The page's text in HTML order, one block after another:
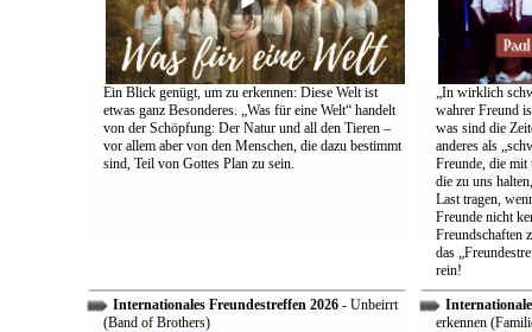
Ein Blick genügt, um zu erkennen: Diese Welt ist
etwas ganz Besonderes. „Was für eine Welt“ handelt
von der Schöpfung: Der Natur und all den Tieren –
vor allem aber von den Menschen, die dazu bestimmt
sind, Teil von Gottes Plan zu sein.
„In wirklich
wahrer Freund
was sind die
anderes als
Freunde, die mit
die zu uns
Last tragen,
Freunde nicht
Freundschaften
das
rein!
Internationales Freundestreffen 2026- Unbeirrt
(Band of Brothers)
erkennen